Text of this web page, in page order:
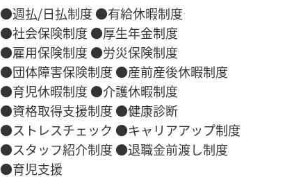
●週払/日払制度 ●有給休暇制度
●社会保険制度 ●厚生年金制度
●雇用保険制度 ●労災保険制度
●団体障害保険制度 ●産前産後休暇制度
●育児休暇制度 ●介護休暇制度
●資格取得支援制度 ●健康診断
●ストレスチェック ●キャリアアップ制度
●スタッフ紹介制度 ●退職金前渡し制度
●育児支援